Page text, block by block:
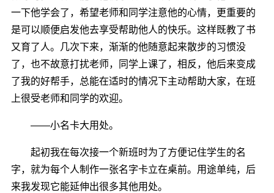
一下他学会了，希望老师和同学注意他的心情，更重要的
是可以顺便启发他去享受帮助他人的快乐。这样既教了书
又育了人。几次下来，渐渐的他随意起来散步的习惯没
了，也不故意打扰老师，同学上课了，相反，他后来变成
了我的好帮手，总能在适时的情况下主动帮助大家，在班
上很受老师和同学的欢迎。
――小名卡大用处。
起初我在每次接一个新班时为了方便记住学生的名
字，就为每个人制作一张名字卡立在桌前。用途单纯，后
来我发现它能延伸出很多其他用处。